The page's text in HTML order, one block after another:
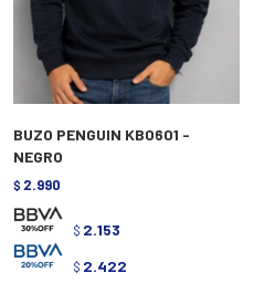
BUZO PENGUIN KB0601 -
NEGRO
$ 2.990
$ 2.153
$ 2.422